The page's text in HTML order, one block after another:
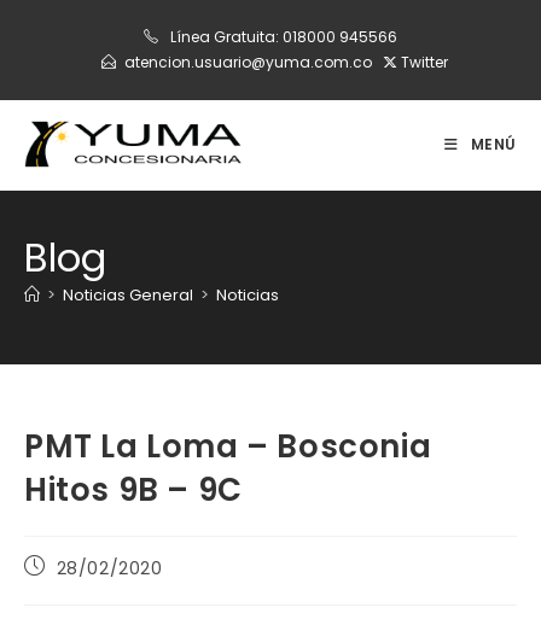
Línea Gratuita: 018000 945566
atencion.usuario@yuma.com.co
Twitter
MENÚ
Blog
> Noticias General > Noticias
PMT La Loma – Bosconia
Hitos 9B – 9C
Publicación
28/02/2020